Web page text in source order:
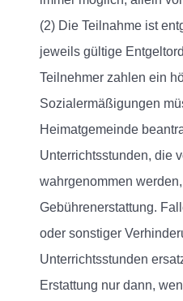
(2) Die Teilnahme ist
jeweils gültige
Teilnehmer zahlen ein
Sozialermäßigungen
Heimatgemeinde
Unterrichtsstunden, die
wahrgenommen
Gebührenerstattung.
oder sonstiger
Unterrichtsstunden
Erstattung nur dann,